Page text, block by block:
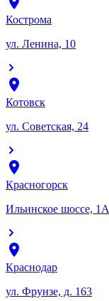
Кострома
ул. Ленина, 10
Котовск
ул. Советская, 24
Красногорск
Ильинское шоссе, 1А
Краснодар
ул. Фрунзе, д. 163